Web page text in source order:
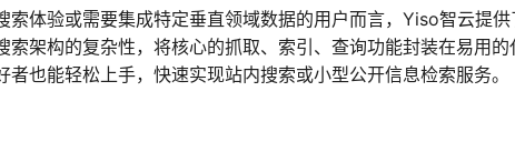
索体验或需要集成特定垂直领域数据的用户而言，Yiso智云提
架构的复杂性，将核心的抓取、索引、查询功能封装在易用的
也能轻松上手，快速实现站内搜索或小型公开信息检索服务。